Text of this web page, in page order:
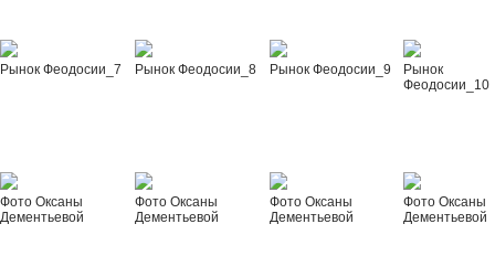
Рынок Феодосии_7 Рынок Феодосии_8 Рынок Феодосии_9
Рынок
Феодосии_10
Фото Оксаны
Дементьевой
Фото Оксаны
Дементьевой
Фото Оксаны
Дементьевой
Фото Оксаны
Дементьевой